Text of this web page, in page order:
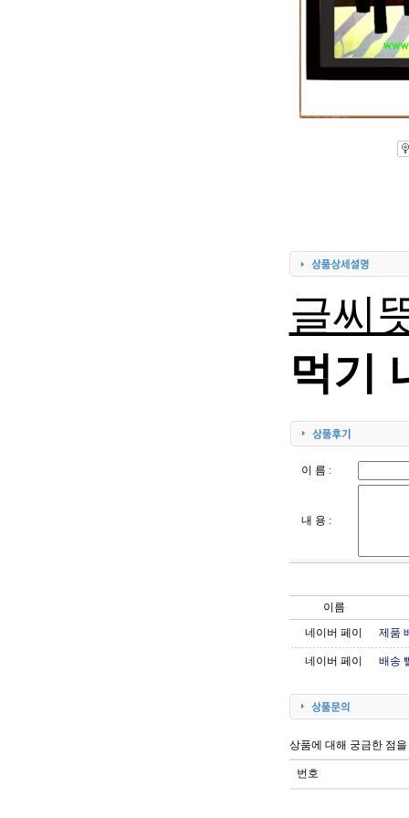
글씨
먹기
이 름 :
내 용 :
이름
네이버 페이
제품
네이버 페이 배송
상품에 대해 궁금한 점
번호